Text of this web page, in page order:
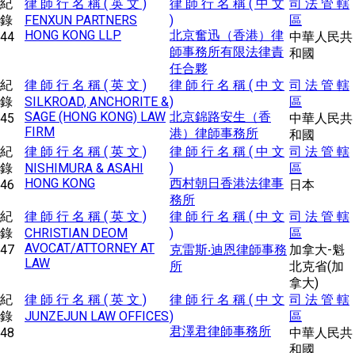
紀
錄
44
律 師 行 名 稱 ( 英 文 )
FENXUN PARTNERS
HONG KONG LLP
律 師 行 名 稱 ( 中 文
)
北京奮迅（香港）律
師事務所有限法律責
任合夥
司 法 管 轄
區
中華人民共
和國
紀
錄
45
律 師 行 名 稱 ( 英 文 )
SILKROAD, ANCHORITE &
SAGE (HONG KONG) LAW
FIRM
律 師 行 名 稱 ( 中 文
)
北京錦路安生（香
港）律師事務所
司 法 管 轄
區
中華人民共
和國
紀
錄
46
律 師 行 名 稱 ( 英 文 )
NISHIMURA & ASAHI
HONG KONG
律 師 行 名 稱 ( 中 文
)
西村朝日香港法律事
務所
司 法 管 轄
區
日本
紀
錄
47
律 師 行 名 稱 ( 英 文 )
CHRISTIAN DEOM
AVOCAT/ATTORNEY AT
LAW
律 師 行 名 稱 ( 中 文
)
克雷斯‧迪恩律師事務
所
司 法 管 轄
區
加拿大-魁
北克省(加
拿大)
紀
錄
48
律 師 行 名 稱 ( 英 文 )
JUNZEJUN LAW OFFICES
律 師 行 名 稱 ( 中 文
)
君澤君律師事務所
司 法 管 轄
區
中華人民共
和國